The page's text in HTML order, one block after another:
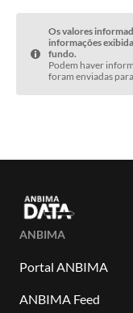
Os valores
informações
fundo.
Podem haver
foram enviadas
ANBIMA
Portal ANBIMA
ANBIMA Feed